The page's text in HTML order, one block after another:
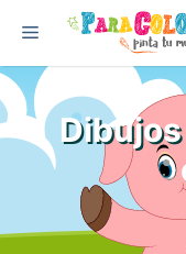
content
Menu